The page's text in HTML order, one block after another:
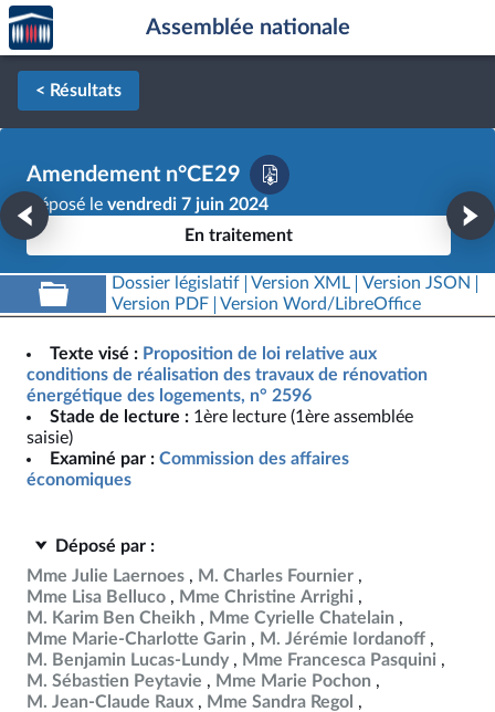
Aller au contenu
Aller en bas de la page
Accèder
à la
page
d'accueil
Assemblée nationale
< Résultats
Amendement n°CE29
Déposé le vendredi 7 juin 2024
En traitement
Dossier législatif Version XML
Version JSON
Version PDF
Version Word/LibreOffice
Texte visé : Proposition de loi relative aux
conditions de réalisation des travaux de rénovation
énergétique des logements, n° 2596
Stade de lecture : 1ère lecture (1ère assemblée
saisie)
Examiné par : Commission des affaires
économiques
Déposé par :
Mme Julie Laernoes
M. Charles Fournier
Mme Lisa Belluco
Mme Christine Arrighi
M. Karim Ben Cheikh
Mme Cyrielle Chatelain
Mme Marie-Charlotte Garin
M. Jérémie Iordanoff
M. Benjamin Lucas-Lundy
Mme Francesca Pasquini
M. Sébastien Peytavie
Mme Marie Pochon
M. Jean-Claude Raux
Mme Sandra Regol